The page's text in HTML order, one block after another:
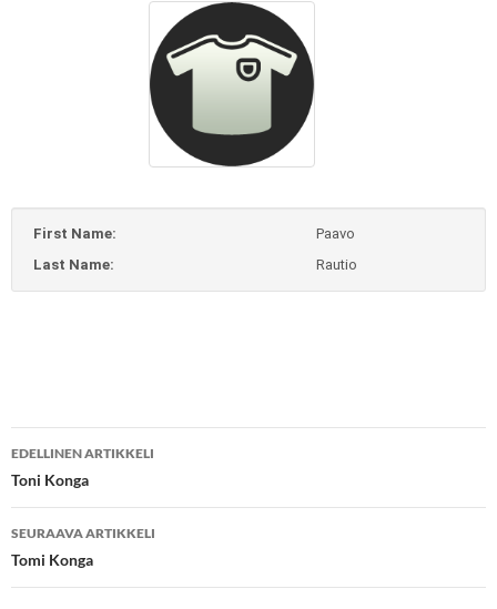
First Name:
Paavo
Last Name:
Rautio
Artikkelien
selaus
EDELLINEN ARTIKKELI
Toni Konga
SEURAAVA ARTIKKELI
Tomi Konga